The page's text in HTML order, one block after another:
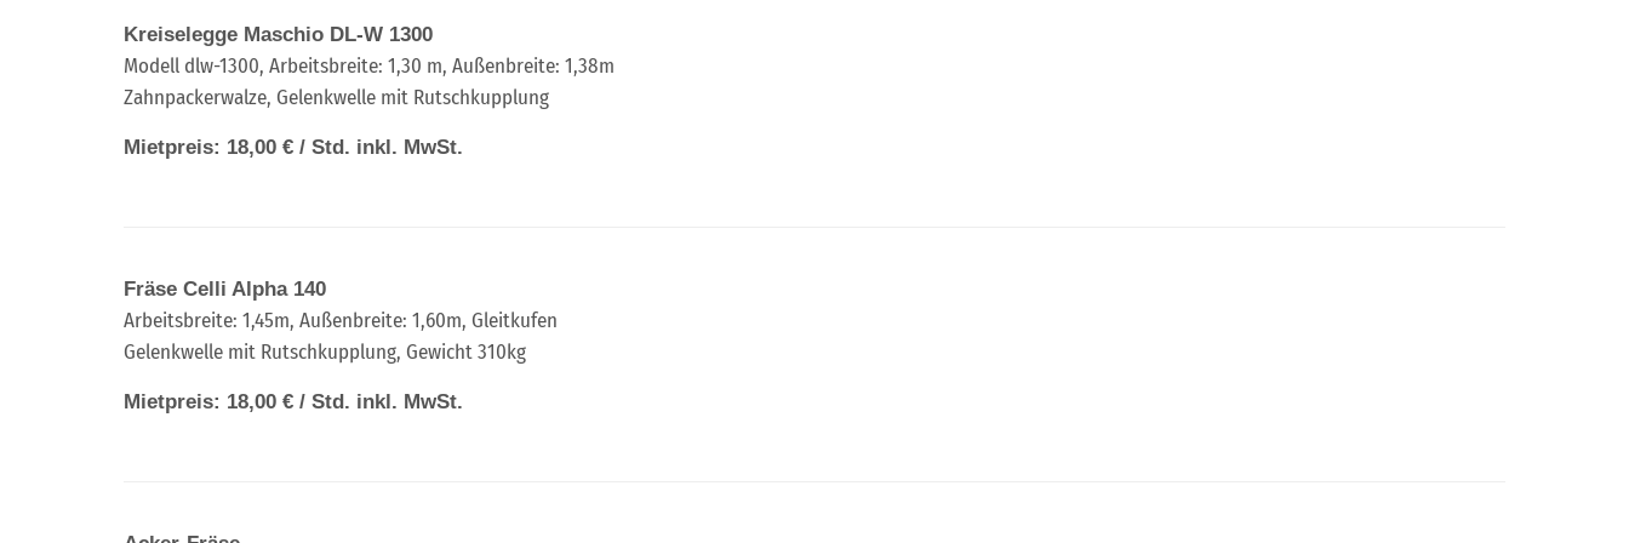
Kreiselegge Maschio DL-W 1300
Modell dlw-1300, Arbeitsbreite: 1,30 m, Außenbreite: 1,38m
Zahnpackerwalze, Gelenkwelle mit Rutschkupplung
Mietpreis: 18,00 € / Std. inkl. MwSt.
Fräse Celli Alpha 140
Arbeitsbreite: 1,45m, Außenbreite: 1,60m, Gleitkufen
Gelenkwelle mit Rutschkupplung, Gewicht 310kg
Mietpreis: 18,00 € / Std. inkl. MwSt.